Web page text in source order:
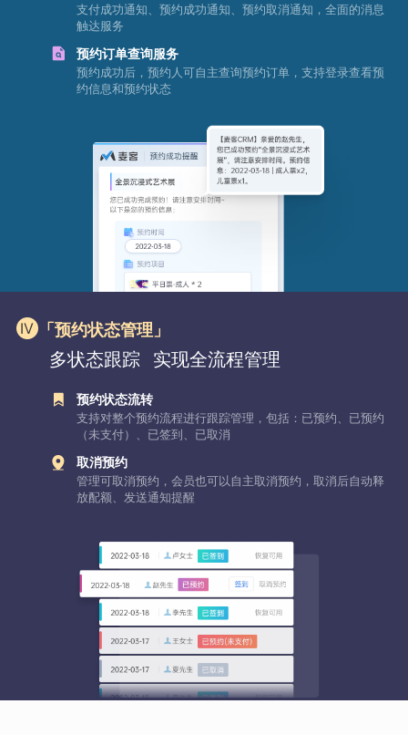
支付成功通知、预约成功通知、预约取消通知，全面的消息
触达服务
预约订单查询服务
预约成功后，预约人可自主查询预约订单，支持登录查看预
约信息和预约状态
「预约状态管理」
多状态跟踪 实现全流程管理
预约状态流转
支持对整个预约流程进行跟踪管理，包括：已预约、已预约
（未支付）、已签到、已取消
取消预约
管理可取消预约，会员也可以自主取消预约，取消后自动释
放配额、发送通知提醒